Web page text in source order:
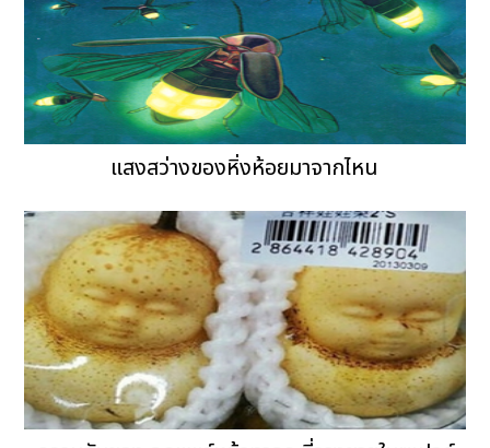
แสงสว่างของหิ่งห้อยมาจากไหน